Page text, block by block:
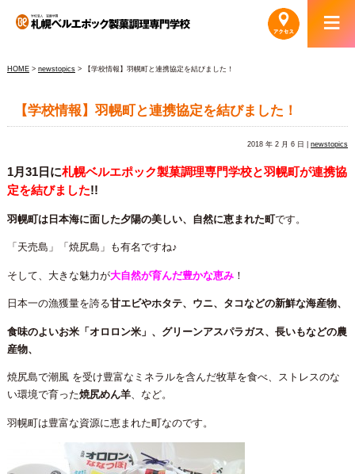
HOME> newstopics> 【学校情報】羽幌町と連携協定を結びました！
【学校情報】羽幌町と連携協定を結びました！
2018 年 2 月 6 日 |newstopics
1月31日に札幌ベルエポック製菓調理専門学校と羽幌町が連携協
定を結びました!!
羽幌町は日本海に面した夕陽の美しい、自然に恵まれた町です。
「天売島」「焼尻島」も有名ですね♪
そして、大きな魅力が大自然が育んだ豊かな恵み！
日本一の漁獲量を誇る甘エビやホタテ、ウニ、タコなどの新鮮な海産物、
食味のよいお米「オロロン米」、グリーンアスパラガス、長いもなどの農
産物、
焼尻島で潮風 を受け豊富なミネラルを含んだ牧草を食べ、ストレスのな
い環境で育った焼尻めん羊、など。
羽幌町は豊富な資源に恵まれた町なのです。